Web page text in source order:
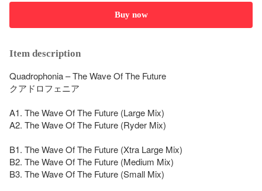
Buy now
Item description
Quadrophonia – The Wave Of The Future
クアドロフェニア
A1. The Wave Of The Future (Large Mix)
A2. The Wave Of The Future (Ryder Mix)
B1. The Wave Of The Future (Xtra Large Mix)
B2. The Wave Of The Future (Medium Mix)
B3. The Wave Of The Future (Small Mix)